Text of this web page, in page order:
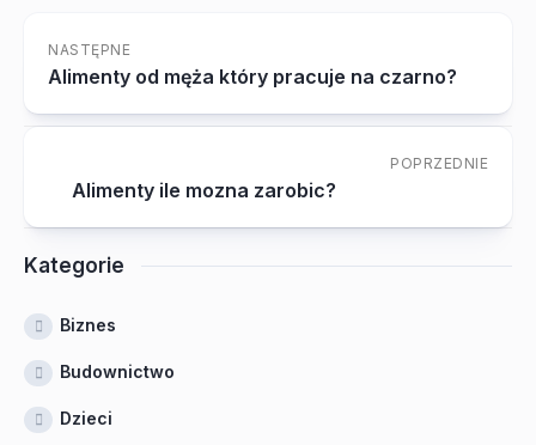
NASTĘPNE
Alimenty od męża który pracuje na czarno?
POPRZEDNIE
Alimenty ile mozna zarobic?
Kategorie
Biznes
Budownictwo
Dzieci